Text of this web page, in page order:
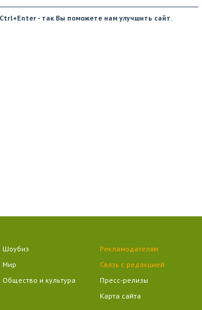
- так Вы поможете нам улучшить сайт.
Шоубиз
Мир
Общество и культура
Рекламодателям
Связь с редакцией
Пресс-релизы
Карта сайта